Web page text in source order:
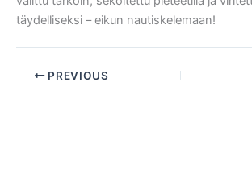
täydelliseksi – eikun nautiskelemaan!
PREVIOUS